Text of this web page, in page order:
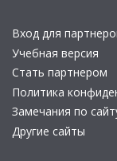
Вход для
Учебная версия
Стать партнером
Политика
Замечания по
Другие сайты